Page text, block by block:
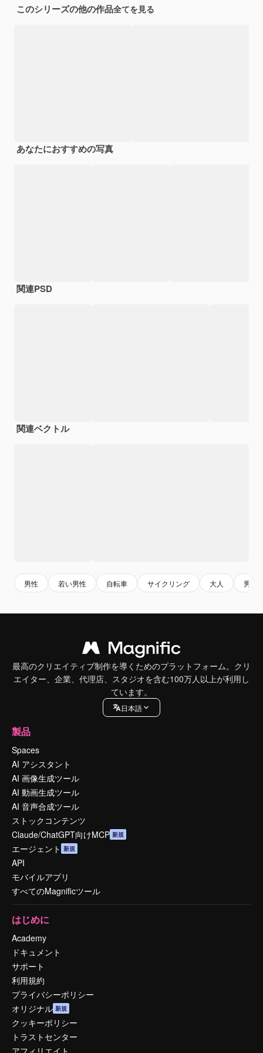
このシリーズの他の作品全てを見る
あなたにおすすめの写真
関連PSD
関連ベクトル
男性 若い男性 自転車 サイクリング 大人 男
最高のクリエイティブ制作を導くためのプラットフォーム。クリ
エイター、企業、代理店、スタジオを含む100万人以上が利用し
ています。
日本語
製品
Spaces
AI アシスタント
AI 画像生成ツール
AI 動画生成ツール
AI 音声合成ツール
ストックコンテンツ
Claude/ChatGPT向けMCP 新規
エージェント 新規
API
モバイルアプリ
すべてのMagnificツール
はじめに
Academy
ドキュメント
サポート
利用規約
プライバシーポリシー
オリジナル 新規
クッキーポリシー
トラストセンター
アフィリエイト